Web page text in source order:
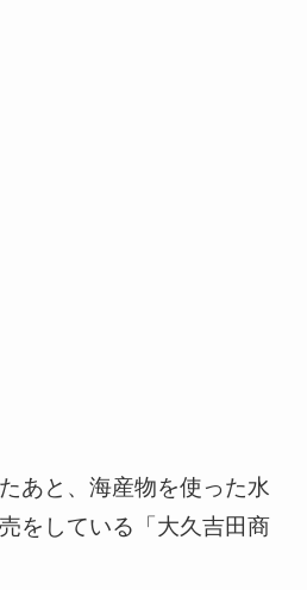
あと、海産物を使った水
をしている「大久吉田商